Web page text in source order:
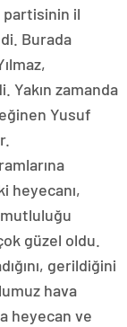
partisinin il
Burada
Yakın zamanda
Yusuf
heyecanı,
güzel oldu.
gerildiğini
hava
heyecan ve